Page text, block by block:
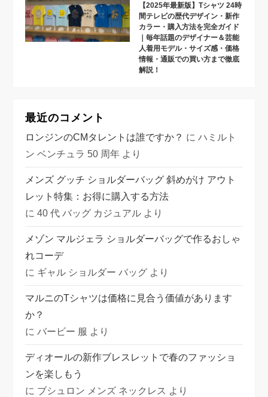
【2025年最新版】Tシャツ 24時
間テレビの歴代デザイン・新作
カラー・購入方法を完全ガイド
｜毎年話題のデザイナー＆芸能
人着用モデル・サイズ感・価格
情報・通販での買い方まで徹底
解説！
最近のコメント
ロンジンのCMタレントは誰ですか？ にハミルト
ン ベンチュラ 50 周年 より
メンズ グッチ ショルダーバッグ 斜めがけ アウト
レット特集：お得に購入する方法
に40 代 バッグ カジュアル より
メゾン マルジェラ ショルダーバッグで作るおしゃ
れコーデ
に ギャル ショルダー バッグ より
マルニのTシャツは価格に見合う価値があります
か？
にバービー 服 より
ディオールの新作ブレスレットで春のファッショ
ンを楽しもう
に ブシュロン メンズ ネックレス より